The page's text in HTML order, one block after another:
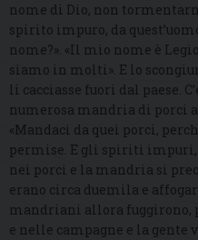
nome di Dio, non
spirito impuro, da
nome?». «Il mio nome è
siamo in molti». E lo
li cacciasse fuori dal paese.
numerosa mandria di porci
«Mandaci da quei porci,
permise. E gli spiriti impuri,
nei porci e la mandria si
erano circa duemila e
mandriani allora fuggirono,
e nelle campagne e la gente